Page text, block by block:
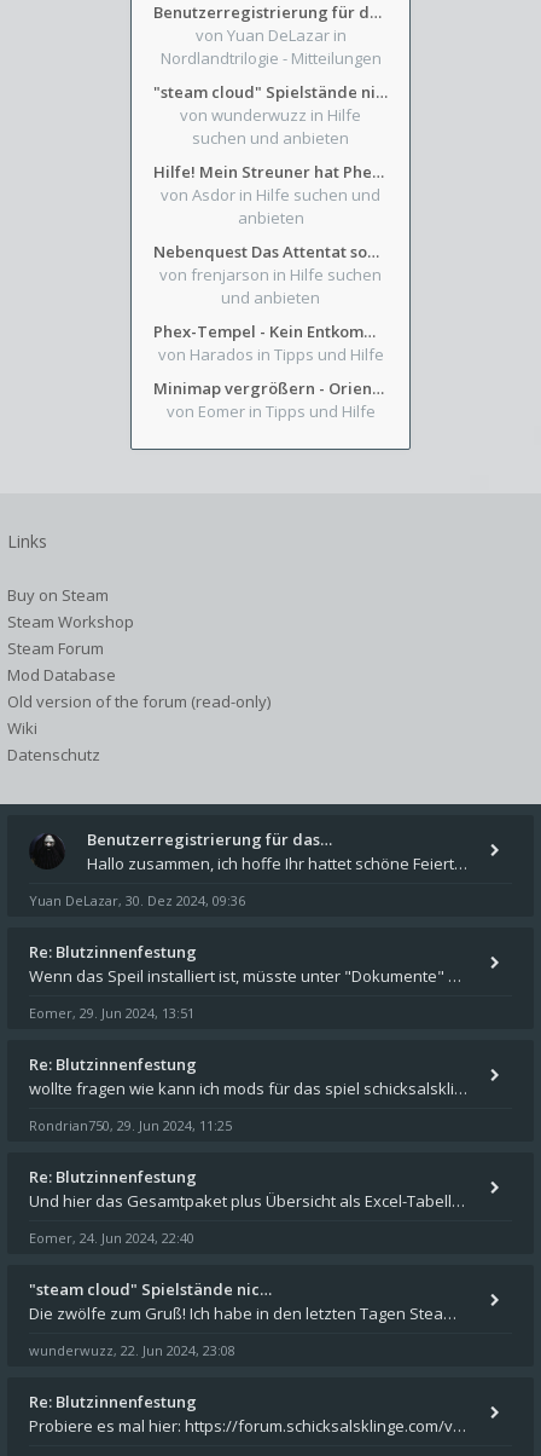
Benutzerregistrierung für das SchickHD-/SchweifHD-Forum gesperrt
von Yuan DeLazar in
Nordlandtrilogie - Mitteilungen
"steam cloud" Spielstände nicht verfügbar
von wunderwuzz in Hilfe
suchen und anbieten
Hilfe! Mein Streuner hat Phexens Gunst verloren...
von Asdor in Hilfe suchen und
anbieten
Nebenquest Das Attentat sowie Beilunker Reiter und zwei kleine Ausrüstungsfragen
von frenjarson in Hilfe suchen
und anbieten
Phex-Tempel - Kein Entkommen aus Weinkeller/Bibliothek Trakt
von Harados in Tipps und Hilfe
Minimap vergrößern - Orientierung in Blutzinnen
von Eomer in Tipps und Hilfe
Links
Buy on Steam
Steam Workshop
Steam Forum
Mod Database
Old version of the forum (read-only)
Wiki
Datenschutz
Benutzerregistrierung für das…
Hallo zusammen, ich hoffe Ihr hattet schöne Feiertage und kommt auch gut ins neue Jahr. Ich schreibe hier kurz zur Infor
Yuan DeLazar, 30. Dez 2024, 09:36
Re: Blutzinnenfestung
Wenn das Speil installiert ist, müsste unter "Dokumente" auf Deinem Rechner ein Verzeichnis "blade of destiny" sein. Dar
Eomer, 29. Jun 2024, 13:51
Re: Blutzinnenfestung
wollte fragen wie kann ich mods für das spiel schicksalsklinge in das spieleverzeichnis kopieren und in welches
Rondrian750, 29. Jun 2024, 11:25
Re: Blutzinnenfestung
Und hier das Gesamtpaket plus Übersicht als Excel-Tabelle: https://forum.schicksalsklinge.com/viewtopic.php?f=239&t=156
Eomer, 24. Jun 2024, 22:40
"steam cloud" Spielstände nic…
Die zwölfe zum Gruß! Ich habe in den letzten Tagen Steam auf meinem Desktop PC mit Windows 11 installiert und über Steam
wunderwuzz, 22. Jun 2024, 23:08
Re: Blutzinnenfestung
Probiere es mal hier: https://forum.schicksalsklinge.com/viewtopic.php?f=239&t=15661